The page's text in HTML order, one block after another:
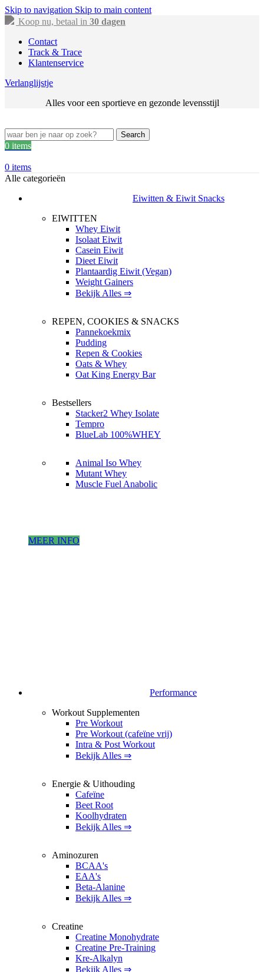
Skip to navigation Skip to main content
Koop nu, betaal in 30 dagen
Contact
Track & Trace
Klantenservice
Verlanglijstje
Alles voor een sportieve en gezonde levensstijl
Search
0 items
0 items
Alle categorieën
Eiwitten & Eiwit Snacks
EIWITTEN
Whey Eiwit
Isolaat Eiwit
Casein Eiwit
Dieet Eiwit
Plantaardig Eiwit (Vegan)
Weight Gainers
Bekijk Alles ⇒
REPEN, COOKIES & SNACKS
Pannekoekmix
Pudding
Repen & Cookies
Oats & Whey
Oat King Energy Bar
Bestsellers
Stacker2 Whey Isolate
Tempro
BlueLab 100%WHEY
Animal Iso Whey
Mutant Whey
Muscle Fuel Anabolic
MEER INFO
Performance
Workout Supplementen
Pre Workout
Pre Workout (cafeïne vrij)
Intra & Post Workout
Bekijk Alles ⇒
Energie & Uithouding
Cafeïne
Beet Root
Koolhydraten
Bekijk Alles ⇒
Aminozuren
BCAA's
EAA's
Beta-Alanine
Bekijk Alles ⇒
Creatine
Creatine Monohydrate
Creatine Pre-Training
Kre-Alkalyn
Bekijk Alles ⇒